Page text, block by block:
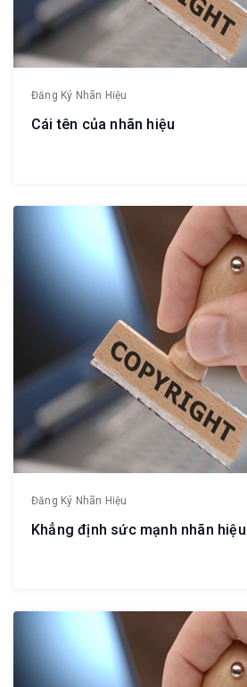
Đăng Ký Nhãn Hiệu
Cái tên của nhãn hiệu
Đăng Ký Nhãn Hiệu
Khẳng định sức mạnh nhãn hiệu